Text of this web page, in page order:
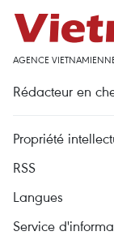
AGENCE
Rédacteur en
Propriété
RSS
Langues
Service